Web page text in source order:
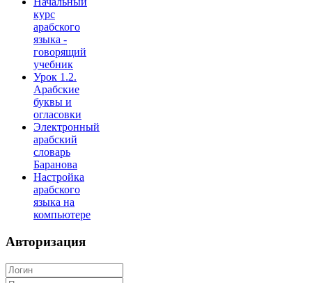
курс
арабского
языка -
говорящий
учебник
Урок 1.2.
Арабские
буквы и
огласовки
Электронный
арабский
словарь
Баранова
Настройка
арабского
языка на
компьютере
Авторизация